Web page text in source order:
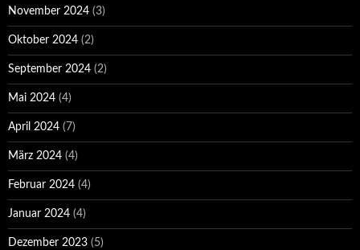
November 2024 (3)
Oktober 2024 (2)
September 2024 (2)
Mai 2024 (4)
April 2024 (7)
März 2024 (4)
Februar 2024 (4)
Januar 2024 (4)
Dezember 2023 (5)